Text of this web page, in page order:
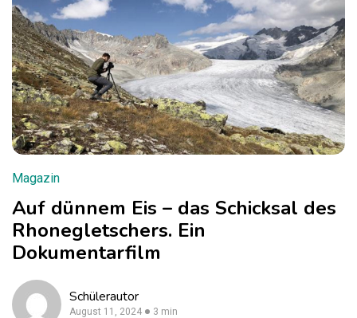
Magazin
Auf dünnem Eis – das Schicksal des
Rhonegletschers. Ein
Dokumentarfilm
Schülerautor
August 11, 2024 3 min